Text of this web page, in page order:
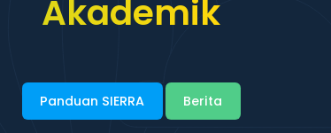
Akademik
Panduan SIERRA Berita